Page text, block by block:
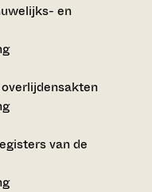
en
van de